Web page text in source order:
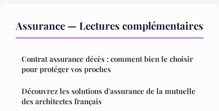
Assurance — Lectures complémentaires
Contrat assurance décès : comment bien le choisir
pour protéger vos proches
Découvrez les solutions d'assurance de la mutuelle
des architectes français